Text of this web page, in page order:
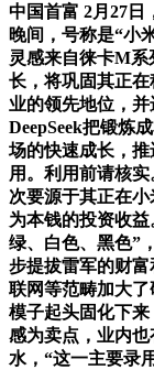
中国首富 2月27日
晚间，号称是“小
灵感来自徕卡M
长，将巩固其正
业的领先地位，
DeepSeek把锻炼
场的快速成长，
用。利用前请核
次要源于其正在
为本钱的投资收
绿、白色、黑色”
步提拔雷军的财
联网等范畴加大
模子起头固化下
感为卖点，业内
水，“这一主要录